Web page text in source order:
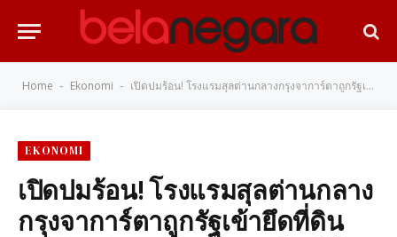
Home - Ekonomi - เปิดปมร้อน! โรงแรมสุลต่านกลางกรุงจาการ์ตาถูกรัฐเข้ายึดที่ดินมูลค่ากว่า 28 ล้านล้านรูเปียห์ ใครคือผู้แพ้ในศึกครั้งนี้?
EKONOMI
เปิดปมร้อน! โรงแรมสุลต่านกลาง
กรุงจาการ์ตาถูกรัฐเข้ายึดที่ดิน